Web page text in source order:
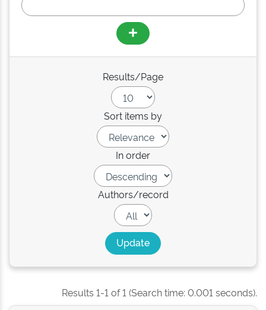
Results/Page
Sort items by
In order
Authors/record
Results 1-1 of 1 (Search time: 0.001 seconds).